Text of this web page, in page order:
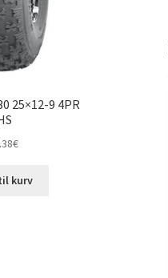
25×12-9 4PR
€
kurv